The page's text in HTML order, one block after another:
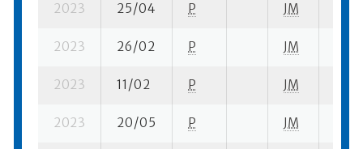
2023 25/04 P JM
2023 26/02 P JM
2023 11/02 P JM
2023 20/05 P JM